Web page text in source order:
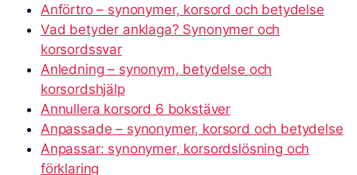
Anförtro – synonymer, korsord och betydelse
Vad betyder anklaga? Synonymer och
korsordssvar
Anledning – synonym, betydelse och
korsordshjälp
Annullera korsord 6 bokstäver
Anpassade – synonymer, korsord och betydelse
Anpassar: synonymer, korsordslösning och
förklaring